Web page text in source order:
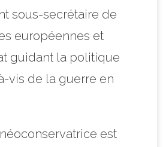
sous-secrétaire de
européennes et
guidant la politique
vis de la guerre en
est